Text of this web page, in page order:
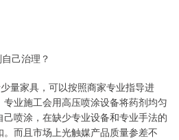
己治理？
量家具，可以按照商家专业指导进
业施工会用高压喷涂设备将药剂均匀
喷涂，在缺少专业设备和专业手法的
而且市场上光触媒产品质量参差不